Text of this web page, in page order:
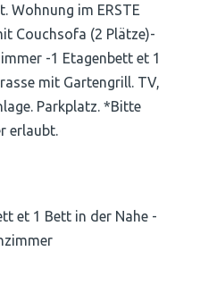
Wohnung im ERSTE
Couchsofa (2 Plätze)-
-1 Etagenbett et 1
mit Gartengrill. TV,
Parkplatz. *Bitte
erlaubt.
et 1 Bett in der Nahe -